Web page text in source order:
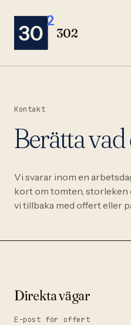
30 2
302
Kontakt
Berätta
Vi svarar inom en
kort om tomten, storleken
vi tillbaka med offert eller
Direkta vägar
E-post för offert